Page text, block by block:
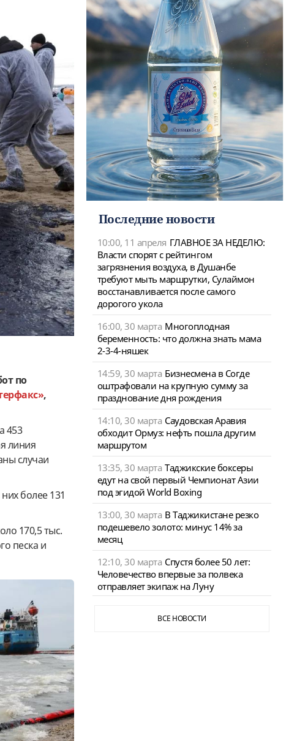
по
,
453
линия
случаи
более 131
170,5 тыс.
песка и
Последние новости
10:00, 11 апреля ГЛАВНОЕ ЗА НЕДЕЛЮ:
Власти спорят с рейтингом
загрязнения воздуха, в Душанбе
требуют мыть маршрутки, Сулаймон
восстанавливается после самого
дорогого укола
16:00, 30 марта Многоплодная
беременность: что должна знать мама
2-3-4-няшек
14:59, 30 марта Бизнесмена в Согде
оштрафовали на крупную сумму за
празднование дня рождения
14:10, 30 марта Саудовская Аравия
обходит Ормуз: нефть пошла другим
маршрутом
13:35, 30 марта Таджикские боксеры
едут на свой первый Чемпионат Азии
под эгидой World Boxing
13:00, 30 марта В Таджикистане резко
подешевело золото: минус 14% за
месяц
12:10, 30 марта Спустя более 50 лет:
Человечество впервые за полвека
отправляет экипаж на Луну
ВСЕ НОВОСТИ